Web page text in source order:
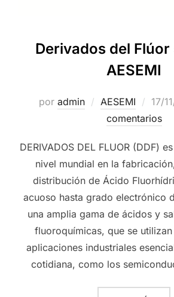
Derivados del Flúor
AESEMI
por admin AESEMI 17/
comentarios
DERIVADOS DEL FLUOR (DDF)
nivel mundial en la
distribución de Ácido
acuoso hasta grado electrónico
una amplia gama de ácidos y
fluoroquímicas, que se
aplicaciones industriales
cotidiana, como los